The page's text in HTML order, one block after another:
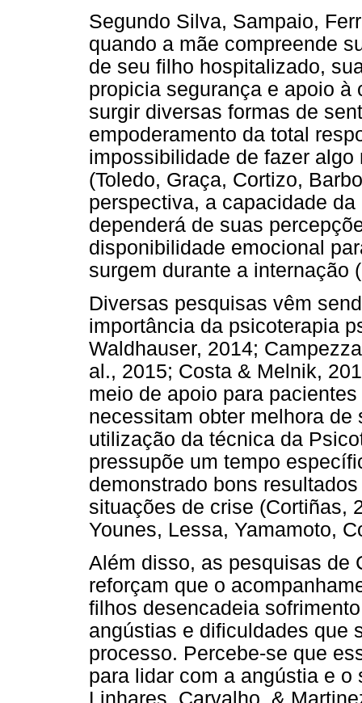
Segundo Silva, Sampaio,
quando a mãe compreende
de seu filho hospitalizado,
propicia segurança e apoio à
surgir diversas formas de
empoderamento da total
impossibilidade de fazer
(Toledo, Graça, Cortizo,
perspectiva, a capacidade
dependerá de suas
disponibilidade emocional
surgem durante a internação
Diversas pesquisas vêm
importância da psicoterapia
Waldhauser, 2014;
al., 2015; Costa & Melnik,
meio de apoio para
necessitam obter melhora
utilização da técnica da
pressupõe um tempo
demonstrado bons
situações de crise (Cortiñas,
Younes, Lessa, Yamamoto,
Além disso, as pesquisas de
reforçam que o
filhos desencadeia
angústias e dificuldades que
processo. Percebe-se que
para lidar com a angústia e